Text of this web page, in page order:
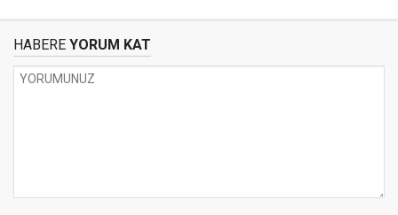
HABERE YORUM KAT